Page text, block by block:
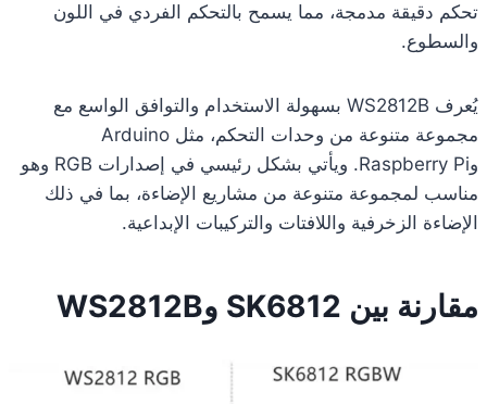
تحكم دقيقة مدمجة، مما يسمح بالتحكم الفردي في اللون
والسطوع.
يُعرف WS2812B بسهولة الاستخدام والتوافق الواسع مع
مجموعة متنوعة من وحدات التحكم، مثل Arduino
وRaspberry Pi. ويأتي بشكل رئيسي في إصدارات RGB وهو
مناسب لمجموعة متنوعة من مشاريع الإضاءة، بما في ذلك
الإضاءة الزخرفية واللافتات والتركيبات الإبداعية.
مقارنة بين SK6812 وWS2812B